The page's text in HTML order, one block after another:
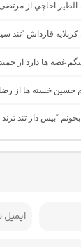
الطير احاچي از
قارداش “تند
تنگم غصه ها دارد از
حسین خسته ها از
“بیس دار تند ترند